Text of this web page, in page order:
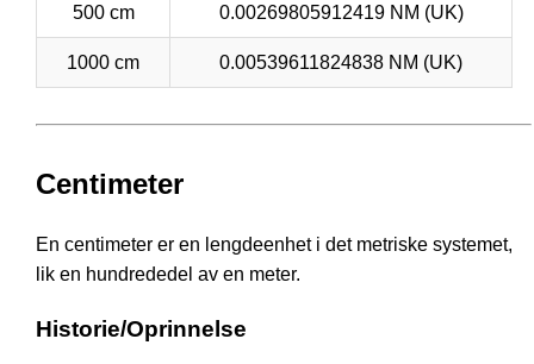
500 cm 0.00269805912419 NM (UK)
1000 cm 0.00539611824838 NM (UK)
Centimeter
En centimeter er en lengdeenhet i det metriske systemet,
lik en hundrededel av en meter.
Historie/Oprinnelse